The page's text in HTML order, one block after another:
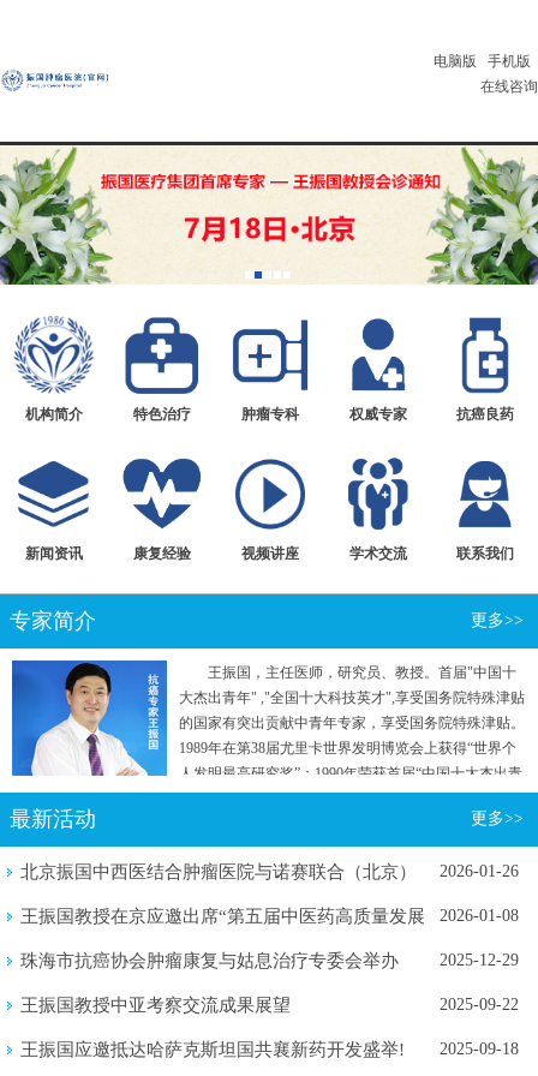
电脑版
手机版
在线咨询
机构简介 特色治疗 肿瘤专科 权威专家 抗癌良药
新闻资讯 康复经验 视频讲座 学术交流 联系我们
专家简介 更多>>
王振国，主任医师，研究员、教授。首届"中国十
大杰出青年" ,"全国十大科技英才",享受国务院特殊津贴
的国家有突出贡献中青年专家，享受国务院特殊津贴。
1989年在第38届尤里卡世界发明博览会上获得“世界个
人发明最高研究奖”；1990年荣获首届“中国十大杰出青
担国家"七五"重点攻关和“863计划”等五项国家级科研
项目。曾参加国家行政学院两院院士和专家理论研究
班。
最新活动 更多>>
北京振国中西医结合肿瘤医院与诺赛联合（北京）
2026-01-26
王振国教授在京应邀出席“第五届中医药高质量发展
2026-01-08
珠海市抗癌协会肿瘤康复与姑息治疗专委会举办
2025-12-29
王振国教授中亚考察交流成果展望 2025-09-22
王振国应邀抵达哈萨克斯坦国共襄新药开发盛举! 2025-09-18